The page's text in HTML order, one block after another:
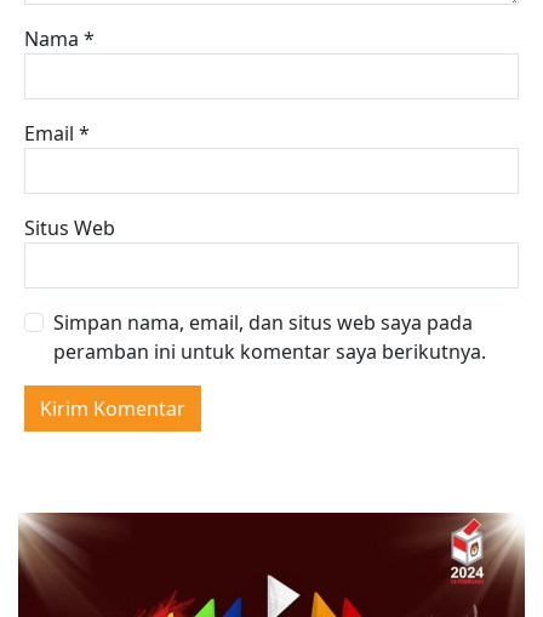
Nama *
Email *
Situs Web
Simpan nama, email, dan situs web saya pada
peramban ini untuk komentar saya berikutnya.